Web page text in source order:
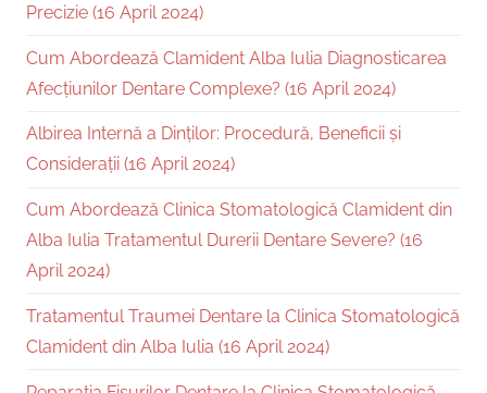
Precizie (16 April 2024)
Cum Abordează Clamident Alba Iulia Diagnosticarea
Afecțiunilor Dentare Complexe? (16 April 2024)
Albirea Internă a Dinților: Procedură, Beneficii și
Considerații (16 April 2024)
Cum Abordează Clinica Stomatologică Clamident din
Alba Iulia Tratamentul Durerii Dentare Severe? (16
April 2024)
Tratamentul Traumei Dentare la Clinica Stomatologică
Clamident din Alba Iulia (16 April 2024)